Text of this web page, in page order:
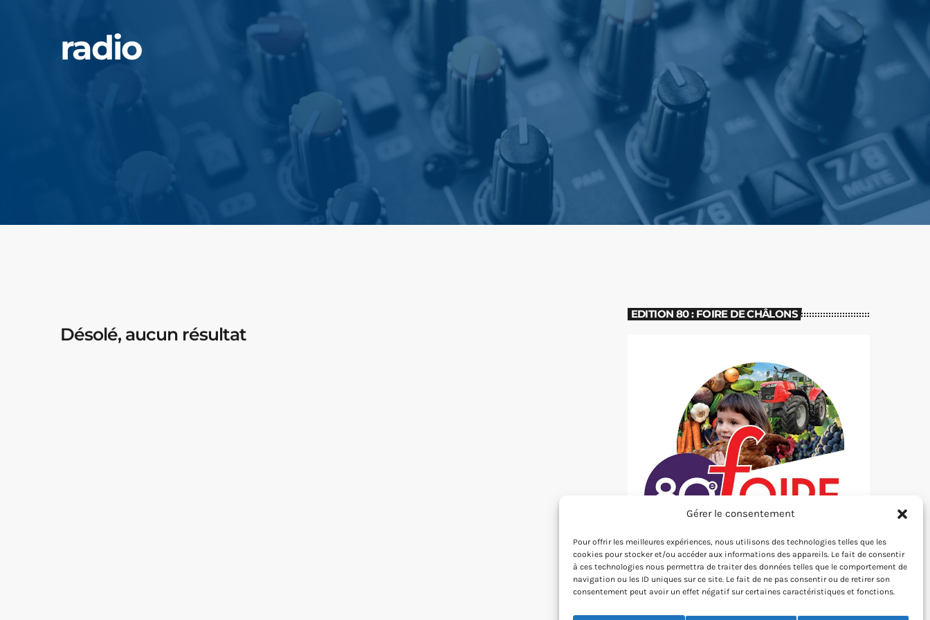
Gérer le consentement
Pour offrir les meilleures expériences, nous utilisons des technologies telles que les
cookies pour stocker et/ou accéder aux informations des appareils. Le fait de consentir
à ces technologies nous permettra de traiter des données telles que le comportement de
navigation ou les ID uniques sur ce site. Le fait de ne pas consentir ou de retirer son
consentement peut avoir un effet négatif sur certaines caractéristiques et fonctions.
radio
Désolé, aucun résultat
EDITION 80 : FOIRE DE CHÂLONS